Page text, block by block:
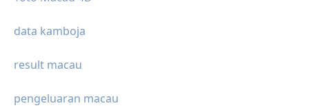
data kamboja
result macau
pengeluaran macau